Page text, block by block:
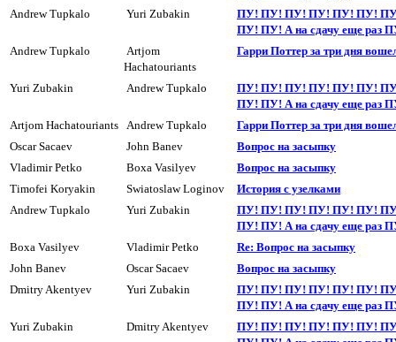
Andrew Tupkalo
Yuri Zubakin
ПУ! ПУ! ПУ! ПУ! ПУ! ПУ!
ПУ! ПУ! А на сдачу еще раз
Andrew Tupkalo
Artjom
Hachatouriants
Гарри Поттер за три дня
Yuri Zubakin Andrew Tupkalo
ПУ! ПУ! ПУ! ПУ! ПУ! ПУ!
ПУ! ПУ! А на сдачу еще раз
Artjom Hachatouriants Andrew Tupkalo
Гарри Поттер за три дня
Oscar Sacaev
John Banev
Вопpос на засыпкy
Vladimir Petko
Boxa Vasilyev
Вопpос на засыпкy
Timofei Koryakin
Swiatoslaw Loginov
История с узелками
Andrew Tupkalo
Yuri Zubakin
ПУ! ПУ! ПУ! ПУ! ПУ! ПУ!
ПУ! ПУ! А на сдачу еще раз
Boxa Vasilyev
Vladimir Petko
Re: Вопрос на засыпкy
John Banev
Oscar Sacaev
Вопpос на засыпкy
Dmitry Akentyev
Yuri Zubakin
ПУ! ПУ! ПУ! ПУ! ПУ! ПУ!
ПУ! ПУ! А на сдачy еще раз
Yuri Zubakin
Dmitry Akentyev
ПУ! ПУ! ПУ! ПУ! ПУ! ПУ!